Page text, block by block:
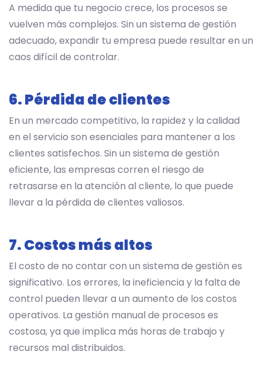
A medida que tu negocio crece, los procesos se
vuelven más complejos. Sin un sistema de gestión
adecuado, expandir tu empresa puede resultar en un
caos difícil de controlar.
6. Pérdida de clientes
En un mercado competitivo, la rapidez y la calidad
en el servicio son esenciales para mantener a los
clientes satisfechos. Sin un sistema de gestión
eficiente, las empresas corren el riesgo de
retrasarse en la atención al cliente, lo que puede
llevar a la pérdida de clientes valiosos.
7. Costos más altos
El costo de no contar con un sistema de gestión es
significativo. Los errores, la ineficiencia y la falta de
control pueden llevar a un aumento de los costos
operativos. La gestión manual de procesos es
costosa, ya que implica más horas de trabajo y
recursos mal distribuidos.